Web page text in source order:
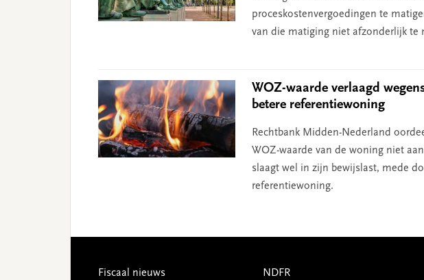
proceskostenvergoedingen te
van die matiging niet afzonderlijk te
WOZ-waarde verlaagd
betere referentiewoning
Rechtbank Midden-Nederland
WOZ-waarde van de woning niet
slaagt wel in zijn bewijslast, mede
referentiewoning.
Footer
Fiscaal nieuws NDFR